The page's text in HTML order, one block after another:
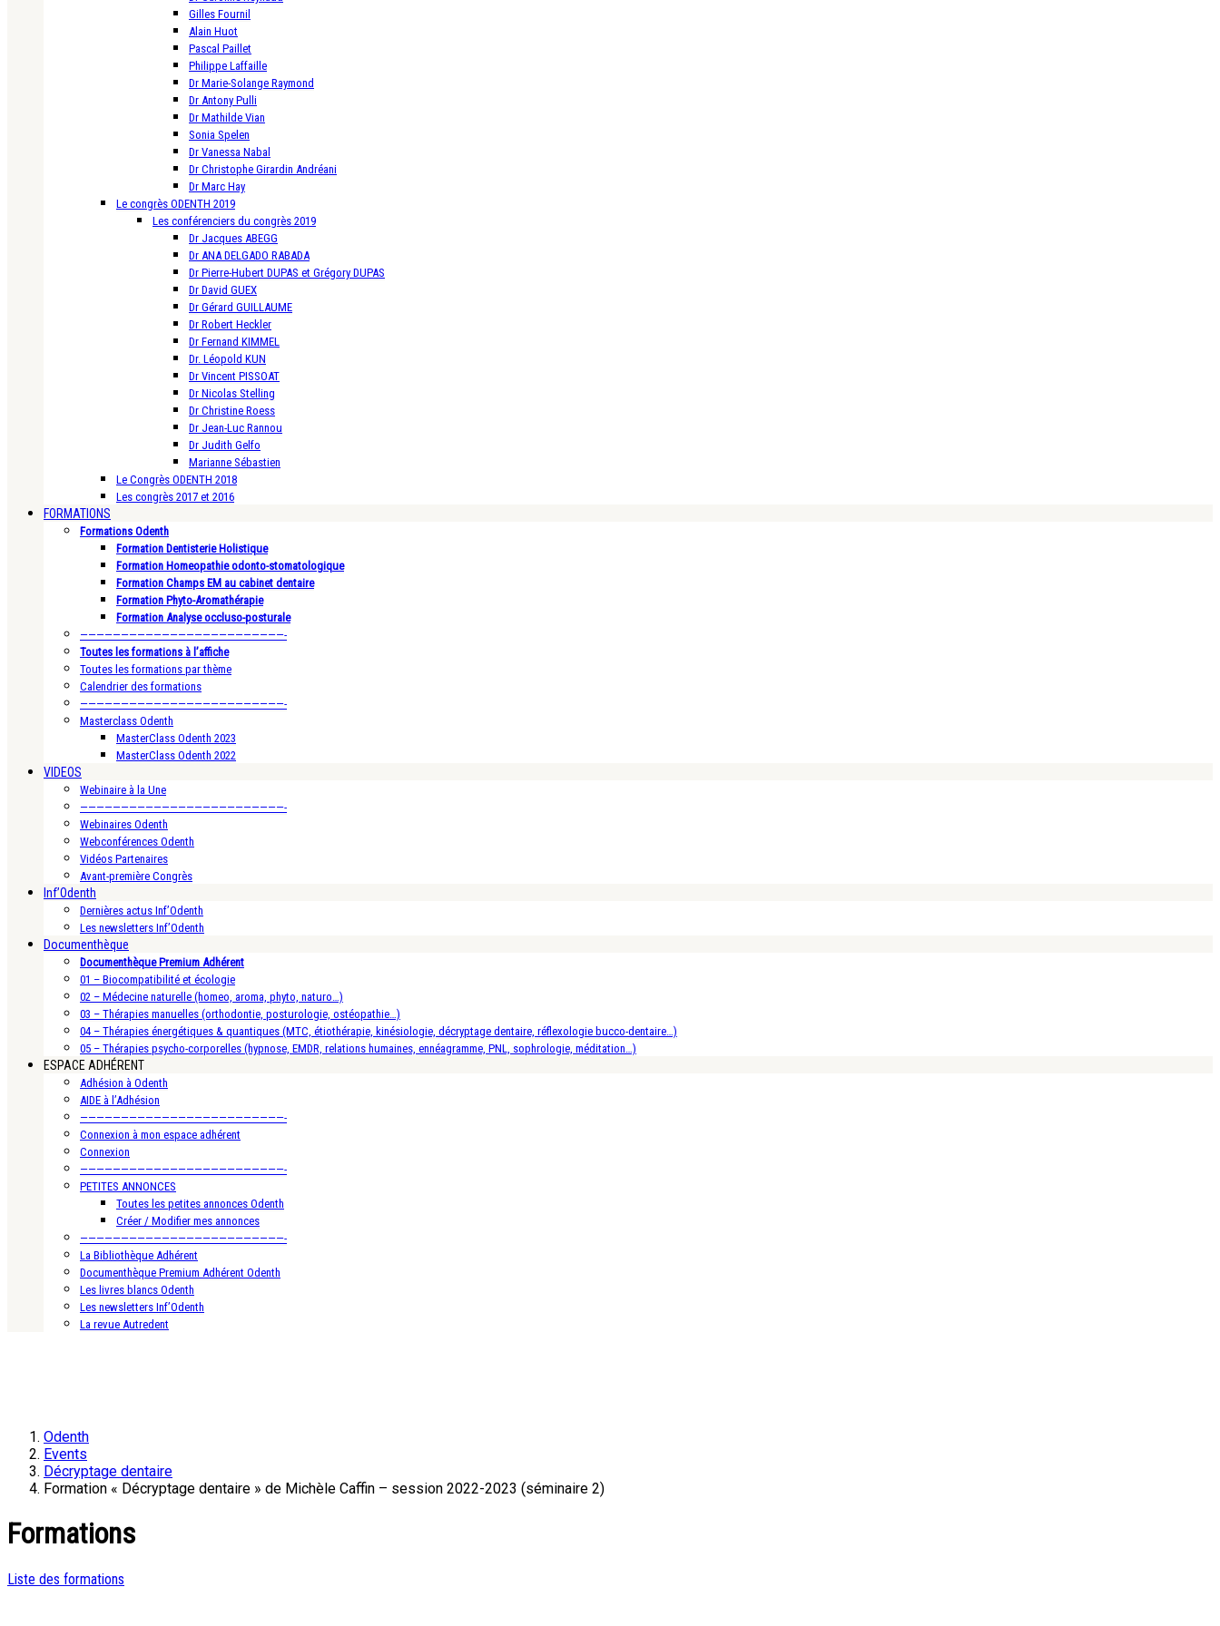
Gilles Fournil
Alain Huot
Pascal Paillet
Philippe Laffaille
Dr Marie-Solange Raymond
Dr Antony Pulli
Dr Mathilde Vian
Sonia Spelen
Dr Vanessa Nabal
Dr Christophe Girardin Andréani
Dr Marc Hay
Le congrès ODENTH 2019
Les conférenciers du congrès 2019
Dr Jacques ABEGG
Dr ANA DELGADO RABADA
Dr Pierre-Hubert DUPAS et Grégory DUPAS
Dr David GUEX
Dr Gérard GUILLAUME
Dr Robert Heckler
Dr Fernand KIMMEL
Dr. Léopold KUN
Dr Vincent PISSOAT
Dr Nicolas Stelling
Dr Christine Roess
Dr Jean-Luc Rannou
Dr Judith Gelfo
Marianne Sébastien
Le Congrès ODENTH 2018
Les congrès 2017 et 2016
FORMATIONS
Formations Odenth
Formation Dentisterie Holistique
Formation Homeopathie odonto-stomatologique
Formation Champs EM au cabinet dentaire
Formation Phyto-Aromathérapie
Formation Analyse occluso-posturale
—————————————————————————-
Toutes les formations à l’affiche
Toutes les formations par thème
Calendrier des formations
—————————————————————————-
Masterclass Odenth
MasterClass Odenth 2023
MasterClass Odenth 2022
VIDEOS
Webinaire à la Une
—————————————————————————-
Webinaires Odenth
Webconférences Odenth
Vidéos Partenaires
Avant-première Congrès
Inf’Odenth
Dernières actus Inf’Odenth
Les newsletters Inf’Odenth
Documenthèque
Documenthèque Premium Adhérent
01 – Biocompatibilité et écologie
02 – Médecine naturelle (homeo, aroma, phyto, naturo…)
03 – Thérapies manuelles (orthodontie, posturologie, ostéopathie…)
04 – Thérapies énergétiques & quantiques (MTC, étiothérapie, kinésiologie, décryptage dentaire, réflexologie bucco-dentaire…)
05 – Thérapies psycho-corporelles (hypnose, EMDR, relations humaines, ennéagramme, PNL, sophrologie, méditation…)
ESPACE ADHÉRENT
Adhésion à Odenth
AIDE à l’Adhésion
—————————————————————————-
Connexion à mon espace adhérent
Connexion
—————————————————————————-
PETITES ANNONCES
Toutes les petites annonces Odenth
Créer / Modifier mes annonces
—————————————————————————-
La Bibliothèque Adhérent
Documenthèque Premium Adhérent Odenth
Les livres blancs Odenth
Les newsletters Inf’Odenth
La revue Autredent
Odenth
Events
Décryptage dentaire
Formation « Décryptage dentaire » de Michèle Caffin – session 2022-2023 (séminaire 2)
Formations
Liste des formations